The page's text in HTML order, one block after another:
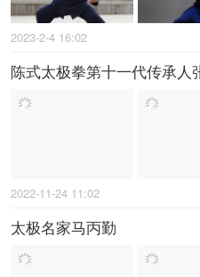
2023-2-4 16:02
陈式太极拳第十一代传承人
2022-11-24 11:02
太极名家马丙勤